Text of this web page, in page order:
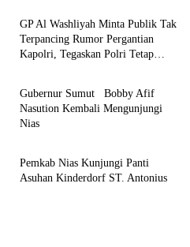
GP Al Washliyah Minta Publik Tak
Terpancing Rumor Pergantian
Kapolri, Tegaskan Polri Tetap
Berita
Gubernur Sumut Bobby Afif
Nasution Kembali Mengunjungi
NiasBerita
Pemkab Nias Kunjungi Panti
Asuhan Kinderdorf ST. Antonius